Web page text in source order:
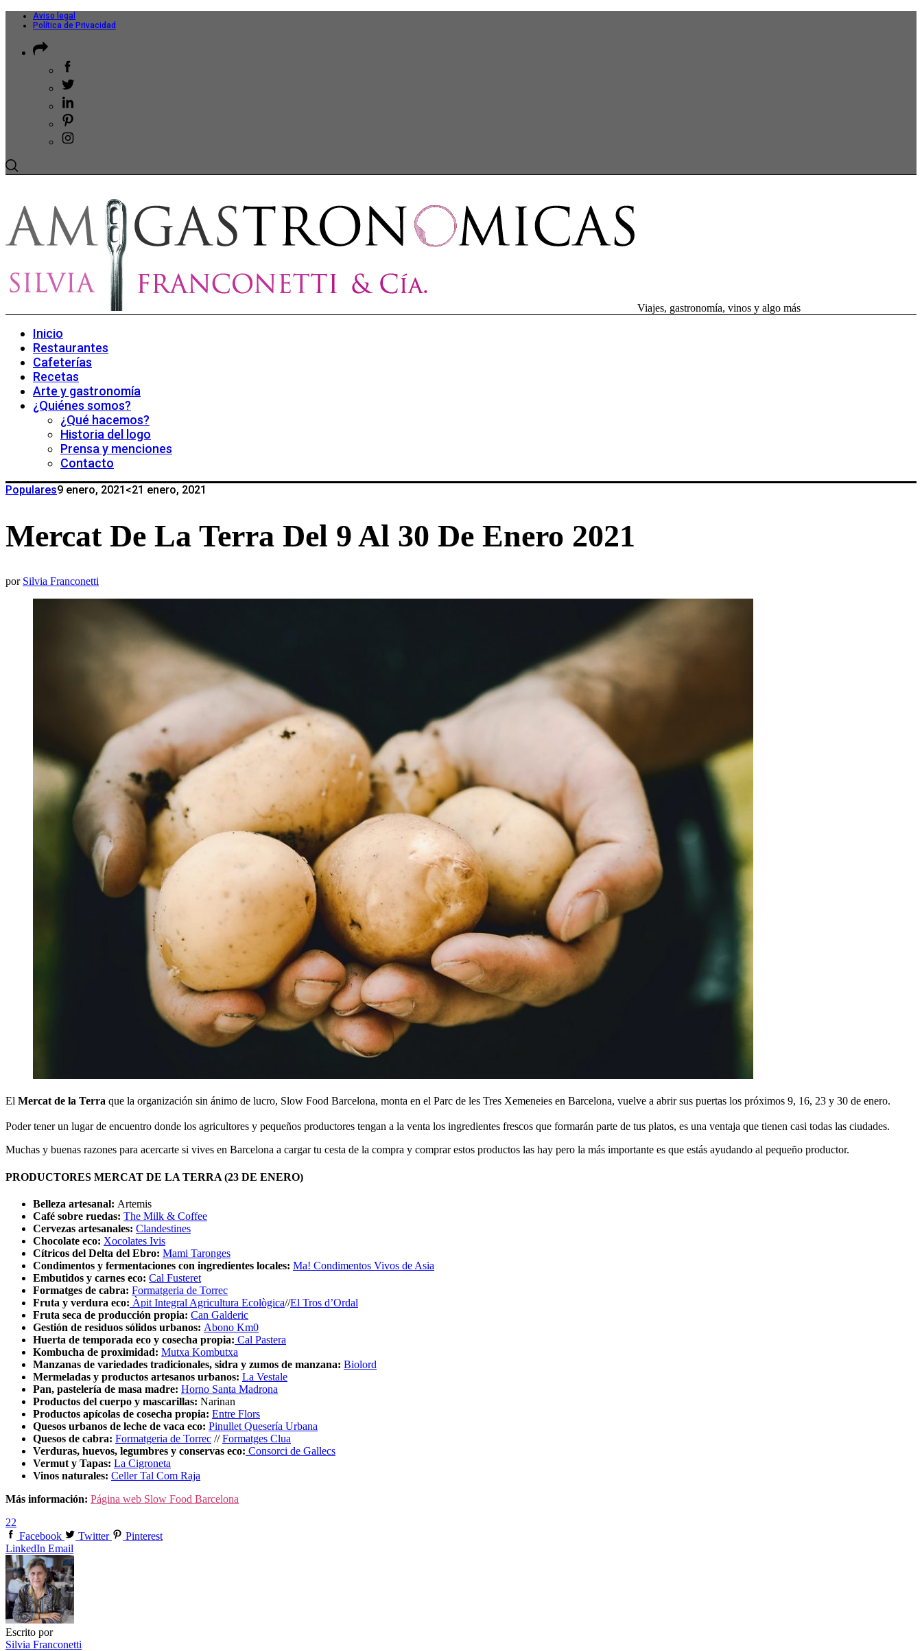
Aviso legal
Política de Privacidad
Viajes, gastronomía, vinos y algo más
Inicio
Restaurantes
Cafeterías
Recetas
Arte y gastronomía
¿Quiénes somos?
¿Qué hacemos?
Historia del logo
Prensa y menciones
Contacto
Populares9 enero, 2021 <21 enero, 2021
Mercat De La Terra Del 9 Al 30 De Enero 2021
por Silvia Franconetti
El Mercat de la Terra que la organización sin ánimo de lucro, Slow Food Barcelona, monta en el Parc de les Tres Xemeneies en Barcelona, vuelve a abrir sus puertas los próximos 9, 16, 23 y 30 de enero.
Poder tener un lugar de encuentro donde los agricultores y pequeños productores tengan a la venta los ingredientes frescos que formarán parte de tus platos, es una ventaja que tienen casi todas las ciudades.
Muchas y buenas razones para acercarte si vives en Barcelona a cargar tu cesta de la compra y comprar estos productos las hay pero la más importante es que estás ayudando al pequeño productor.
PRODUCTORES MERCAT DE LA TERRA (23 DE ENERO)
Belleza artesanal: Artemis
Café sobre ruedas: The Milk & Coffee
Cervezas artesanales: Clandestines
Chocolate eco: Xocolates Ivis
Cítricos del Delta del Ebro: Mami Taronges
Condimentos y fermentaciones con ingredientes locales: Ma! Condimentos Vivos de Asia
Embutidos y carnes eco: Cal Fusteret
Formatges de cabra: Formatgeria de Torrec
Fruta y verdura eco: Àpit Integral Agricultura Ecològica//El Tros d’Ordal
Fruta seca de producción propia: Can Galderic
Gestión de residuos sólidos urbanos: Abono Km0
Huerta de temporada eco y cosecha propia: Cal Pastera
Kombucha de proximidad: Mutxa Kombutxa
Manzanas de variedades tradicionales, sidra y zumos de manzana: Biolord
Mermeladas y productos artesanos urbanos: La Vestale
Pan, pastelería de masa madre: Horno Santa Madrona
Productos del cuerpo y mascarillas: Narinan
Productos apícolas de cosecha propia: Entre Flors
Quesos urbanos de leche de vaca eco: Pinullet Quesería Urbana
Quesos de cabra: Formatgeria de Torrec //Formatges Clua
Verduras, huevos, legumbres y conservas eco: Consorci de Gallecs
Vermut y Tapas: La Cigroneta
Vinos naturales: Celler Tal Com Raja
Más información: Página web Slow Food Barcelona
22
Facebook
Twitter
Pinterest
LinkedIn Email
Escrito por
Silvia Franconetti